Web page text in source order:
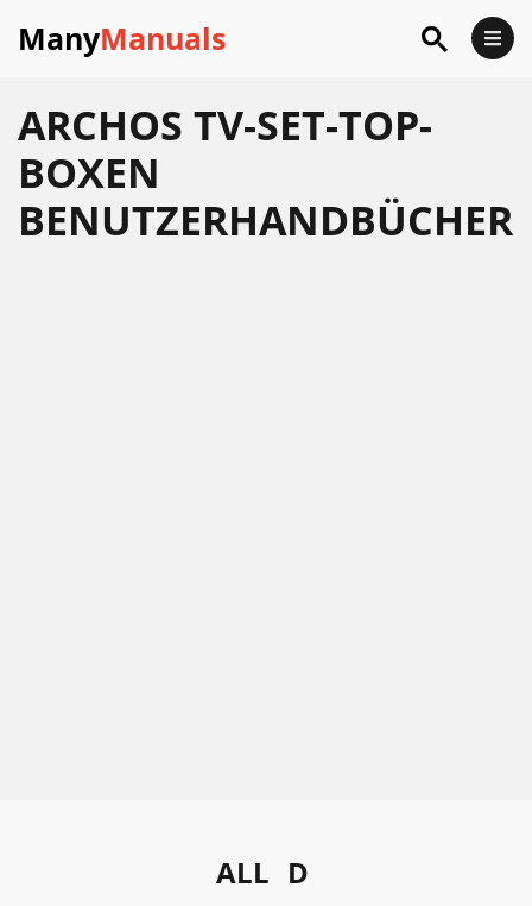
ManyManuals
ARCHOS TV-SET-TOP-
BOXEN
BENUTZERHANDBÜCHER
ALL D